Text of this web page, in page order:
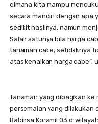
dimana kita mampu
secara mandiri dengan apa
sedikit hasilnya, namun
Salah satunya bila harga
tanaman cabe, setidaknya
atas kenaikan harga cabe”,
Tanaman yang dibagikan
persemaian yang dilakukan
Babinsa Koramil 03 di